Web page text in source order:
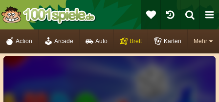
Mehr
Action Arcade Auto Brett Karten